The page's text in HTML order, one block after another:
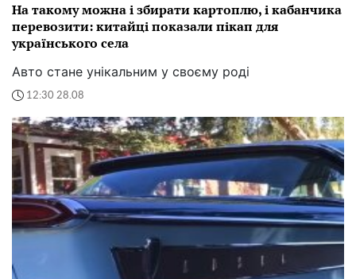
На такому можна і збирати картоплю, і кабанчика
перевозити: китайці показали пікап для
українського села
Авто стане унікальним у своєму роді
12:30 28.08